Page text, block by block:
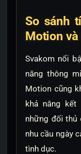
So sánh
Motion và
Svakom nổi
năng thông
Motion cũng
khả năng kết
những đối thủ
nhu cầu ngày
tình dục.